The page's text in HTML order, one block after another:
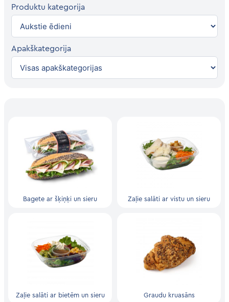
Produktu kategorija
Apakškategorija
Bagete ar šķiņķi un sieru Zaļie salāti ar vistu un sieru
Zaļie salāti ar bietēm un sieru Graudu kruasāns